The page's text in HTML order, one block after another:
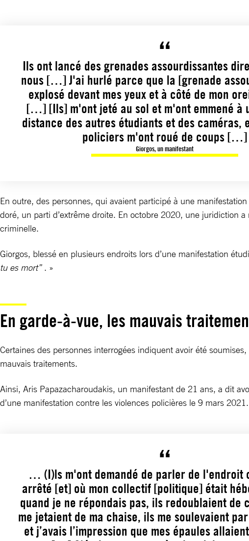
Ils ont lancé des grenades assourdissantes
nous […] J'ai hurlé parce que la [grenade
explosé devant mes yeux et à côté de mon
[…] [Ils] m'ont jeté au sol et m'ont emmené à
distance des autres étudiants et des caméras,
policiers m'ont roué de coups […]
Giorgos, un manifestant
En outre, des personnes, qui avaient participé à une
doré, un parti d’extrême droite. En octobre 2020, une juridiction
criminelle.
Giorgos, blessé en plusieurs endroits lors d’une manifestation
tu es mort”. »
En garde-à-vue, les mauvais
Certaines des personnes interrogées indiquent avoir été
mauvais traitements.
Ainsi, Aris Papazacharoudakis, un manifestant de 21 ans, a dit
d’une manifestation contre les violences policières le 9 mars 2021.
… (I)ls m'ont demandé de parler de l'endroit
arrêté [et] où mon collectif [politique] était
quand je ne répondais pas, ils redoublaient
me jetaient de ma chaise, ils me soulevaient
et j’avais l’impression que mes épaules